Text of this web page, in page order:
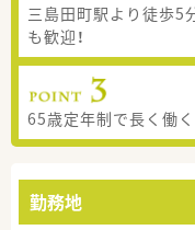
三島田町駅より徒歩5
も歓迎！
65歳定年制で長く働く
勤務地